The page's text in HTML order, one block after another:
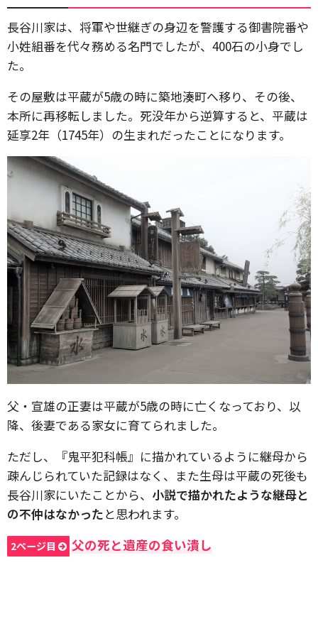
長谷川家は、将軍や世継ぎの身辺を警護する御書院番や
小姓組番を代々務める名門でしたが、400石の小身でし
た。
その屋敷は平蔵が5歳の時に築地湊町へ移り、その後、
本所に再移転しました。死没年から逆算すると、平蔵は
延享2年（1745年）の生まれだったことになります。
父・宣雄の正妻は平蔵が5歳の時に亡くなっており、以
降、後妻である家女に育てられました。
ただし、『鬼平犯科帳』に描かれているように継母から
疎んじられていた記録はなく、また生母は平蔵の死後も
長谷川家にいたことから、 小説で描かれたような継母と
の不仲はなかったと思われます。
2ページ目 父の死と遺産の食い潰し